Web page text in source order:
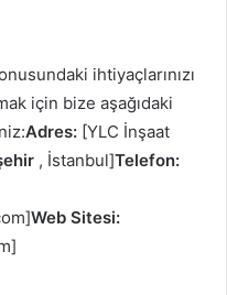
ihtiyaçlarınızı
için bize aşağıdaki
Adres: [YLC İnşaat
, İstanbul]Telefon:
Web Sitesi: